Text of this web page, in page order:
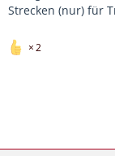
Strecken (nur) für
2